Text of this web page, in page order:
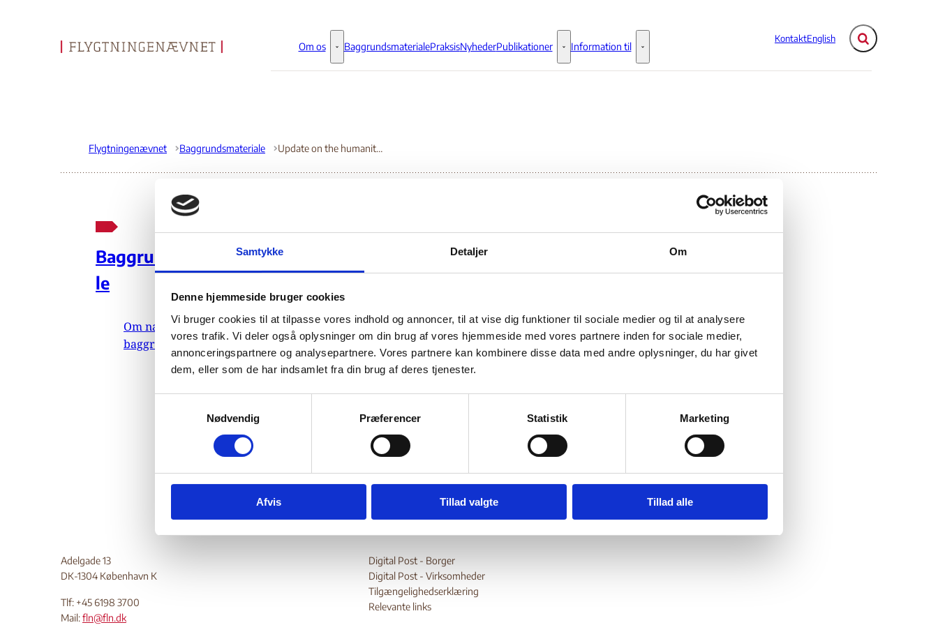
Samtykke Detaljer Om
Denne hjemmeside bruger cookies
Vi bruger cookies til at tilpasse vores indhold og annoncer, til at vise dig funktioner til sociale medier og til at analysere
vores trafik. Vi deler også oplysninger om din brug af vores hjemmeside med vores partnere inden for sociale medier,
annonceringspartnere og analysepartnere. Vores partnere kan kombinere disse data med andre oplysninger, du har givet
dem, eller som de har indsamlet fra din brug af deres tjenester.
v
Nødvendig Præferencer Statistik Marketing
Afvis Tillad valgte Tillad alle
Gå til forsiden
KontaktEnglish Fold søgefelt ud
Om os Om os - Flere links
BaggrundsmaterialePraksisNyhederPublikationer Publikationer - Flere links
Information til Information til - Flere links
Flygtningenævnet Baggrundsmateriale Update on the humanitarian situation (covering 19 - 25 March 2018)
Baggrundsmateria
le
Om nævnets
baggrundsmateriale
Update on the
humanitarian situation
(covering 19 - 25 March
2018)
Bilag 168
Adelgade 13
DK-1304 København K
Tlf: +45 6198 3700
Mail:fln@fln.dk
Digital Post - Borger
Digital Post - Virksomheder
Tilgængelighedserklæring
Relevante links